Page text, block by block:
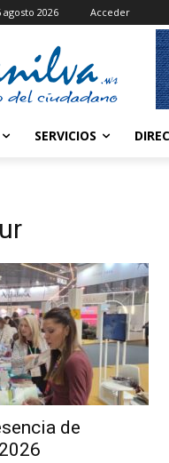
agosto 2026 Acceder
SERVICIOS
de